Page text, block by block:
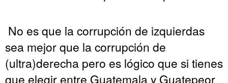
No es que la corrupción de izquierdas
sea mejor que la corrupción de
(ultra)derecha pero es lógico que si tienes
que elegir entre Guatemala y Guatepeor